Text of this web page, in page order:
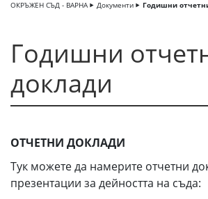
ОКРЪЖЕН СЪД - ВАРНА Документи Годишни
Годишни
доклади
ОТЧЕТНИ ДОКЛАДИ
Тук можете да намерите отчетни
презентации за дейността на съда: